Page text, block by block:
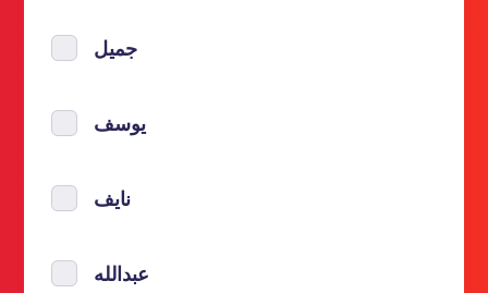
جميل
يوسف
نايف
عبدالله